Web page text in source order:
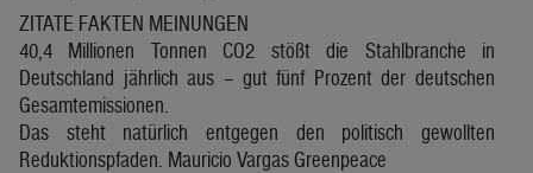
ZITATE FAKTEN MEINUNGEN
40,4 Millionen Tonnen CO2 stößt die Stahlbranche in
Deutschland jährlich aus – gut fünf Prozent der deutschen
Gesamtemissionen.
Das steht natürlich entgegen den politisch gewollten
Reduktionspfaden. Mauricio Vargas Greenpeace